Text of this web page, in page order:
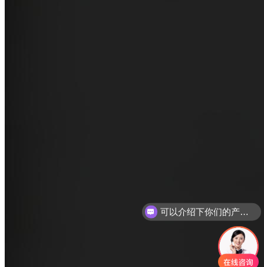
可以介绍下你们的产品么
你们是怎么收费的呢